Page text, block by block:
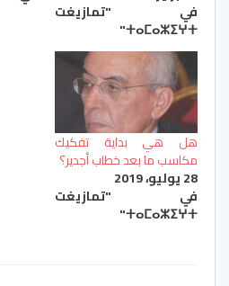
في "تمازيغت
ⵜⴰⵎⴰⵣⵉⵖⵜ"
هل هي بداية تفكيك
مكاسب ما بعد خطاب أجدير؟
28 يوليو، 2019
في "تمازيغت
ⵜⴰⵎⴰⵣⵉⵖⵜ"